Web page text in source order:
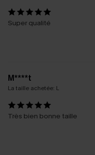
Super qualité
M****t
La taille achetée: L
Très bien bonne taille